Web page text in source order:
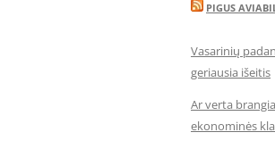
PIGUS
Vasarinių
geriausia išeitis
Ar verta
ekonominės